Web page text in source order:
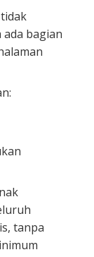
ada bagian
tanpa